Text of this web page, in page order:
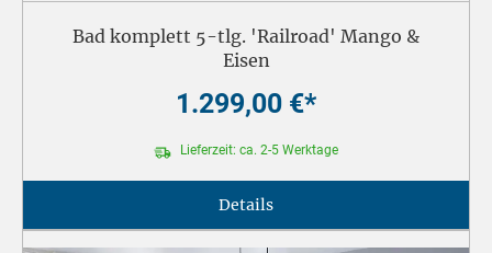
Bad komplett 5-tlg. 'Railroad' Mango &
Eisen
1.299,00 €*
Lieferzeit: ca. 2-5 Werktage
Details